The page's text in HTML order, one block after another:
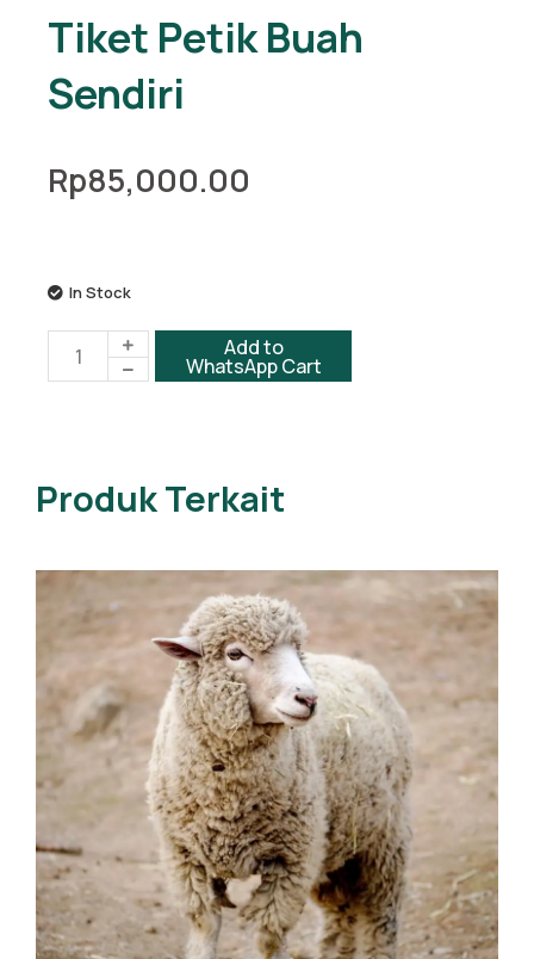
Tiket Petik Buah
Sendiri
Rp85,000.00
In Stock
Tiket
Add to
WhatsApp Cart
Produk Terkait